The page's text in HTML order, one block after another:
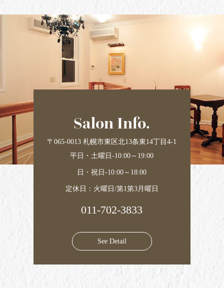
Salon Info.
〒065-0013 札幌市東区北13条東14丁目4-1
平日・土曜日-10:00～19:00
日・祝日-10:00～18:00
定休日：火曜日/第1第3月曜日
011-702-3833
See Detail